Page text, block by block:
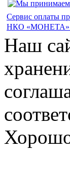
Сервис оплаты
НКО
Наш